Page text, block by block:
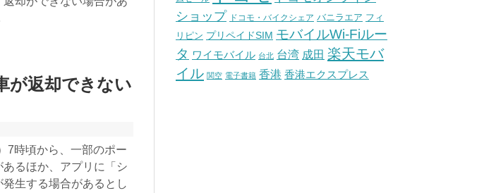
が返却できない
7時頃から、一部のポー
るほか、アプリに「シ
生する場合があるとし
ショップ ドコモ・バイクシェア バニラエア フィ
リピン プリペイドSIM モバイルWi-Fiルー
タ ワイモバイル 台北 台湾 成田 楽天モバ
イル 関空 電子書籍 香港 香港エクスプレス